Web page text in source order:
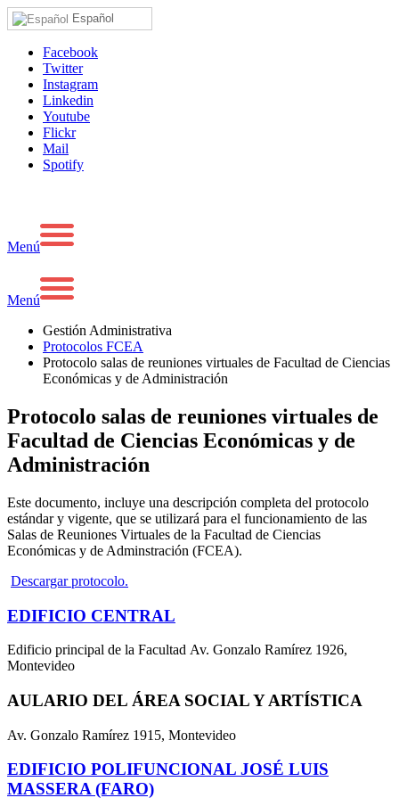
Español
Facebook
Twitter
Instagram
Linkedin
Youtube
Flickr
Mail
Spotify
Menú
Menú
Gestión Administrativa
Protocolos FCEA
Protocolo salas de reuniones virtuales de Facultad de Ciencias
Económicas y de Administración
Protocolo salas de reuniones virtuales de
Facultad de Ciencias Económicas y de
Administración
Este documento, incluye una descripción completa del protocolo
estándar y vigente, que se utilizará para el funcionamiento de las
Salas de Reuniones Virtuales de la Facultad de Ciencias
Económicas y de Adminstración (FCEA).
Descargar protocolo.
EDIFICIO CENTRAL
Edificio principal de la Facultad Av. Gonzalo Ramírez 1926,
Montevideo
AULARIO DEL ÁREA SOCIAL Y ARTÍSTICA
Av. Gonzalo Ramírez 1915, Montevideo
EDIFICIO POLIFUNCIONAL JOSÉ LUIS
MASSERA (FARO)